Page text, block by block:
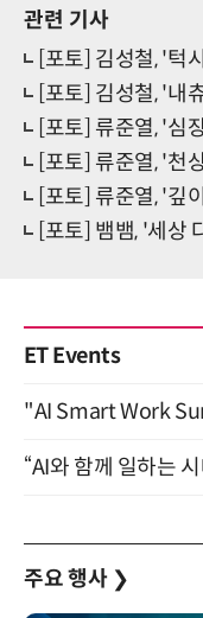
관련 기사
[포토] 김성철, '턱
[포토] 김성철, '내
[포토] 류준열, '심
[포토] 류준열, '천
[포토] 류준열, '깊
[포토] 뱀뱀, '세상
ET Events
"AI Smart Work
주요 행사 ❯